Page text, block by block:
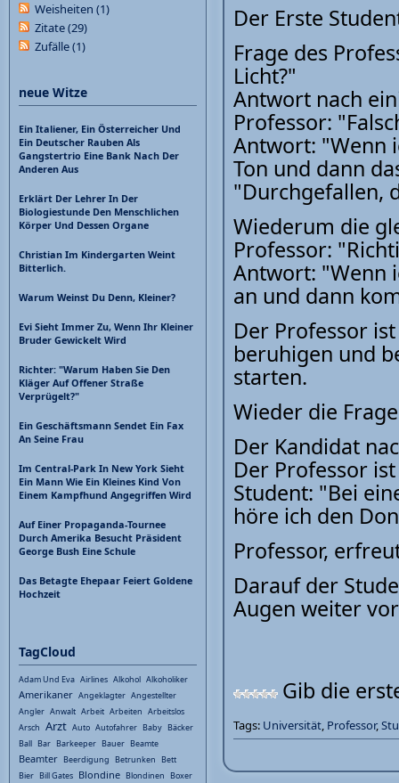
Der Erste
Frage des
Licht?"
Antwort nach
Professor:
Antwort: "Wenn
Ton und dann
"Durchgefallen,
Wiederum die
Professor:
Antwort: "Wenn
an und dann
Der Professor
beruhigen und
starten.
Wieder die
Der Kandidat
Der Professor
Student: "Bei
höre ich den
Professor,
Darauf der
Augen weiter
Gib die
Tags: Universität, Professor,
Weisheiten (1)
Zitate(29)
Zufälle(1)
neue Witze
Ein Italiener, Ein Österreicher Und
Ein Deutscher Rauben Als
Gangstertrio Eine Bank Nach Der
Anderen Aus
Erklärt Der Lehrer In Der
Biologiestunde Den Menschlichen
Körper Und Dessen Organe
Christian Im Kindergarten Weint
Bitterlich.
Warum Weinst Du Denn, Kleiner?
Evi Sieht Immer Zu, Wenn Ihr Kleiner
Bruder Gewickelt Wird
Richter: "Warum Haben Sie Den
Kläger Auf Offener Straße
Verprügelt?"
Ein Geschäftsmann Sendet Ein Fax
An Seine Frau
Im Central-Park In New York Sieht
Ein Mann Wie Ein Kleines Kind Von
Einem Kampfhund Angegriffen Wird
Auf Einer Propaganda-Tournee
Durch Amerika Besucht Präsident
George Bush Eine Schule
Das Betagte Ehepaar Feiert Goldene
Hochzeit
TagCloud
Adam Und Eva Airlines Alkohol Alkoholiker
Amerikaner Angeklagter Angestellter
Angler Anwalt Arbeit Arbeiten Arbeitslos
Arsch Arzt Auto Autofahrer Baby Bäcker
Ball Bar Barkeeper Bauer Beamte
Beamter Beerdigung Betrunken
Bett
Bier Bill Gates Blondine Blondinen
Boxer